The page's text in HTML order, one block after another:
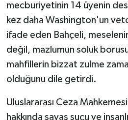
mecburiyetinin 14 üyenin
kez daha Washington'un veto
ifade eden Bahçeli,
değil, mazlumun soluk
mahfillerin bizzat zulme
olduğunu dile getirdi.
Uluslararası Ceza
hakkında savaş suçu ve